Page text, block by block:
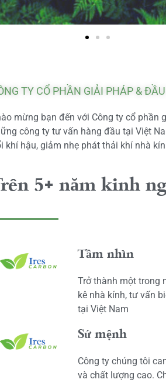
TY CỔ PHẦN GIẢI PHÁP &
mừng bạn đến với Công ty cổ
công ty tư vấn hàng đầu tại Việt
khí hậu, giảm nhẹ phát thải khí nhà
5+ năm kinh
Tầm nhìn
Trở thành một trong
kê nhà kính, tư vấn
tại Việt Nam
Sứ mệnh
Công ty chúng tôi
và chất lượng cao.